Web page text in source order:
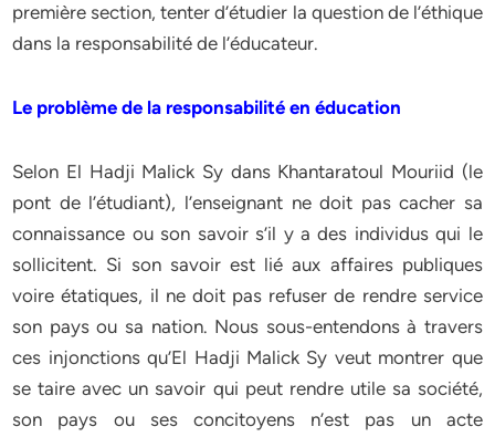
première section, tenter d’étudier la question de l’éthique
dans la responsabilité de l’éducateur.
Le problème de la responsabilité en éducation
Selon El Hadji Malick Sy dans Khantaratoul Mouriid (le
pont de l’étudiant), l’enseignant ne doit pas cacher sa
connaissance ou son savoir s’il y a des individus qui le
sollicitent. Si son savoir est lié aux affaires publiques
voire étatiques, il ne doit pas refuser de rendre service
son pays ou sa nation. Nous sous-entendons à travers
ces injonctions qu’El Hadji Malick Sy veut montrer que
se taire avec un savoir qui peut rendre utile sa société,
son pays ou ses concitoyens n’est pas un acte